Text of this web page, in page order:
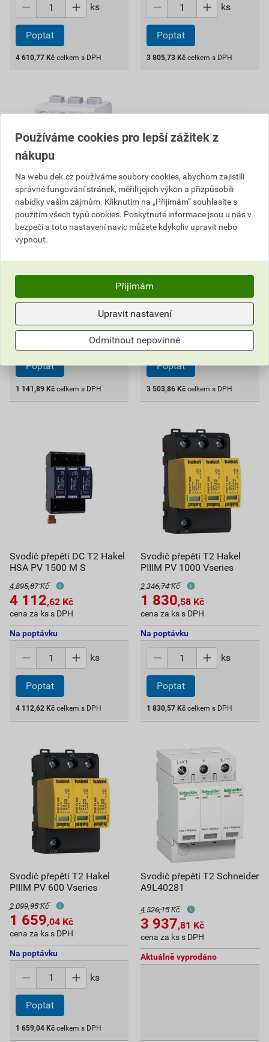
ks
Poptat
4 610,77 Kč celkem s DPH
ks
Poptat
3 805,73 Kč celkem s DPH
Svodič přepětí DC T2 ETI
ETITEC EM T2 PV 1100/20
1 141
cena za ks s DPH
ks
Poptat
1 141,89 Kč celkem s DPH
Svodič přepětí DC T2 Hakel
3 503
Na poptávku
Poptat
3 503,86 Kč celkem s DPH
Svodič přepětí DC T2 Hakel
HSA PV 1500 M S
4 895,87 Kč
4 112,62 Kč
cena za ks s DPH
Na poptávku
ks
Poptat
4 112,62 Kč celkem s DPH
Svodič přepětí T2 Hakel
PIIIM PV 1000 Vseries
2 346,74 Kč
1 830,58 Kč
cena za ks s DPH
Na poptávku
ks
Poptat
1 830,57 Kč celkem s DPH
Svodič přepětí T2 Hakel
PIIIM PV 600 Vseries
2 099,95 Kč
1 659,04 Kč
cena za ks s DPH
Na poptávku
ks
Poptat
1 659,04 Kč celkem s DPH
Svodič přepětí T2 Schneider
A9L40281
4 526,15 Kč
3 937,81 Kč
cena za ks s DPH
Aktuálně vyprodáno
Používáme cookies pro lepší zážitek z
nákupu
Na webu dek.cz používáme soubory cookies, abychom zajistili
správné fungování stránek, měřili jejich výkon a přizpůsobili
nabídky vašim zájmům. Kliknutím na „Přijímám“ souhlasíte s
použitím všech typů cookies. Poskytnuté informace jsou u nás v
bezpečí a toto nastavení navíc můžete kdykoliv upravit nebo
vypnout.
Přijímám
Upravit nastavení
Odmítnout nepovinné